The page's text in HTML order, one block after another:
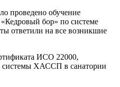
проведено обучение
бор» по системе
ответили на все возникшие
ИСО 22000,
системы ХАССП в санатории